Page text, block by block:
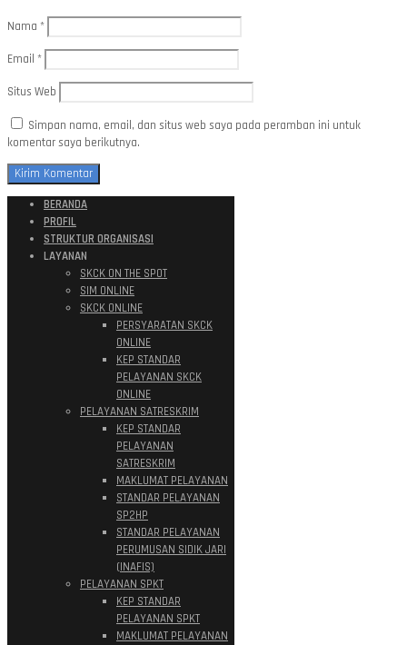
Nama *
Email *
Situs Web
Simpan nama, email, dan situs web saya pada peramban ini untuk
komentar saya berikutnya.
BERANDA
PROFIL
STRUKTUR ORGANISASI
LAYANAN
SKCK ON THE SPOT
SIM ONLINE
SKCK ONLINE
PERSYARATAN SKCK
ONLINE
KEP STANDAR
PELAYANAN SKCK
ONLINE
PELAYANAN SATRESKRIM
KEP STANDAR
PELAYANAN
SATRESKRIM
MAKLUMAT PELAYANAN
STANDAR PELAYANAN
SP2HP
STANDAR PELAYANAN
PERUMUSAN SIDIK JARI
(INAFIS)
PELAYANAN SPKT
KEP STANDAR
PELAYANAN SPKT
MAKLUMAT PELAYANAN